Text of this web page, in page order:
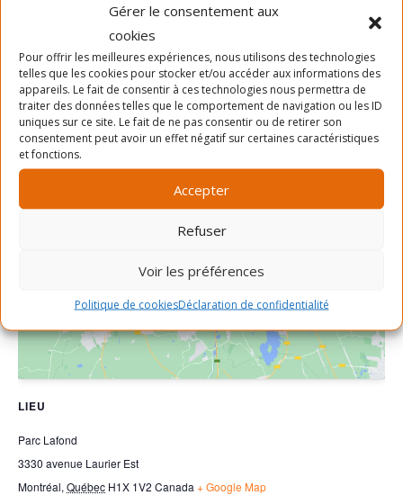
Gérer le consentement aux
cookies
Pour offrir les meilleures expériences, nous utilisons des technologies
telles que les cookies pour stocker et/ou accéder aux informations des
appareils. Le fait de consentir à ces technologies nous permettra de
traiter des données telles que le comportement de navigation ou les ID
uniques sur ce site. Le fait de ne pas consentir ou de retirer son
consentement peut avoir un effet négatif sur certaines caractéristiques
et fonctions.
Accepter
Refuser
Voir les préférences
Politique de cookiesDéclaration de confidentialité
16h45 - 17h45
Téléphone
Voir le site Organisateur
LIEU
Parc Lafond
3330 avenue Laurier Est
Montréal, Québec H1X 1V2 Canada + Google Map
Cliquez pour accepter les cookies